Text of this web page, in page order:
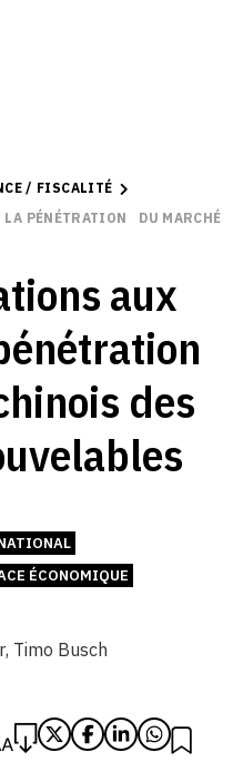
/ FISCALITÉ
LA PÉNÉTRATION DU MARCHÉ
aux
des
ÉCONOMIQUE
, Timo Busch